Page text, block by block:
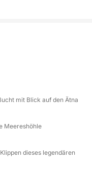
Sie die Schönheit
mit saisonalem
während
Ihre
Kapitän
und sichere
entspannen
mit Blick auf den Ätna
Meereshöhle
dieses legendären